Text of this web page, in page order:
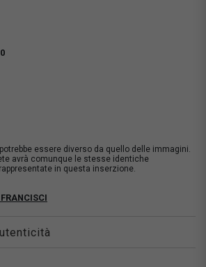
0
essere diverso da quello delle immagini.
avrà comunque le stesse identiche
in questa inserzione.